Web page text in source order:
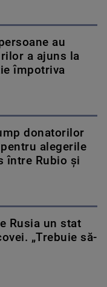
au
a ajuns la
împotriva
donatorilor
alegerile
între Rubio și
Rusia un stat
„Trebuie să-